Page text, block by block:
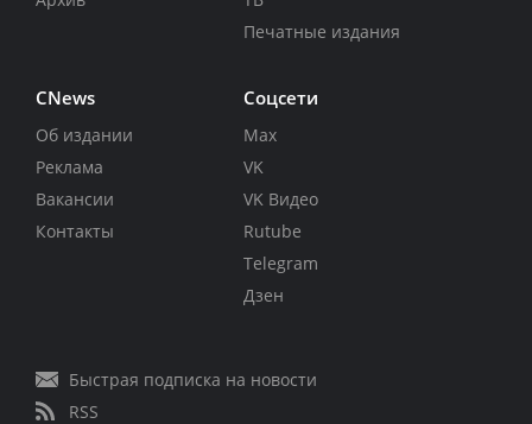
Печатные издания
CNews
Об издании
Реклама
Вакансии
Контакты
Соцсети
Max
VK
VK Видео
Rutube
Telegram
Дзен
Быстрая подписка на новости
RSS